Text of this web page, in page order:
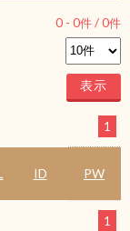
0 - 0件 /0件
1
ID PW
1